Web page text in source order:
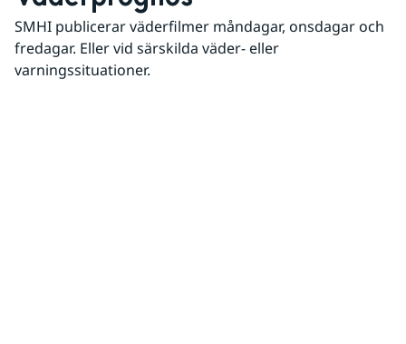
SMHI publicerar väderfilmer måndagar, onsdagar och
fredagar. Eller vid särskilda väder- eller
varningssituationer.